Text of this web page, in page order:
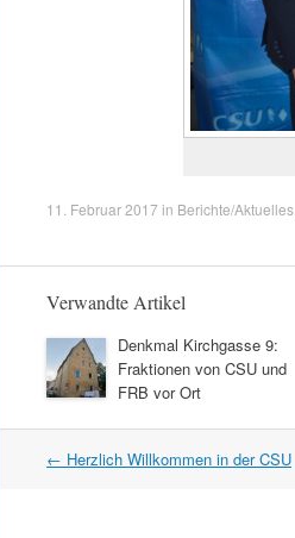
11. Februar 2017 in Berichte/Aktuelles
Verwandte Artikel
Denkmal Kirchgasse 9:
Fraktionen von CSU und
FRB vor Ort
Artikel
← Herzlich Willkommen in der CSU